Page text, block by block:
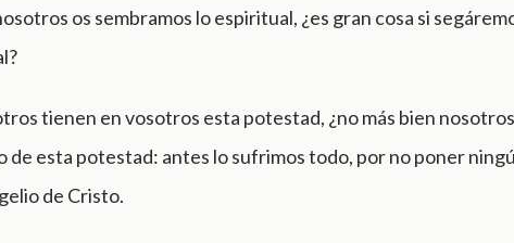
os sembramos lo espiritual, ¿es gran cosa si
tienen en vosotros esta potestad, ¿no más bien
de esta potestad: antes lo sufrimos todo, por no poner
de Cristo.